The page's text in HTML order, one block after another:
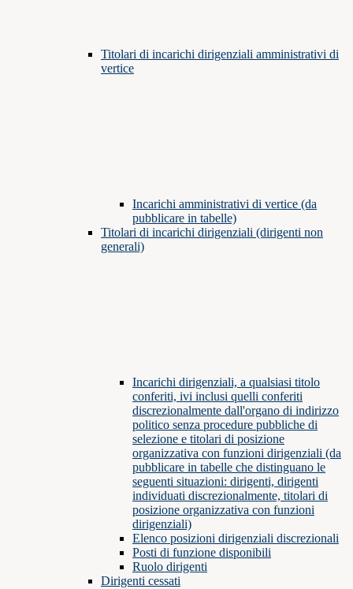
Titolari di incarichi dirigenziali amministrativi di
vertice
Incarichi amministrativi di vertice (da
pubblicare in tabelle)
Titolari di incarichi dirigenziali (dirigenti non
generali)
Incarichi dirigenziali, a qualsiasi titolo
conferiti, ivi inclusi quelli conferiti
discrezionalmente dall'organo di indirizzo
politico senza procedure pubbliche di
selezione e titolari di posizione
organizzativa con funzioni dirigenziali (da
pubblicare in tabelle che distinguano le
seguenti situazioni: dirigenti, dirigenti
individuati discrezionalmente, titolari di
posizione organizzativa con funzioni
dirigenziali)
Elenco posizioni dirigenziali discrezionali
Posti di funzione disponibili
Ruolo dirigenti
Dirigenti cessati